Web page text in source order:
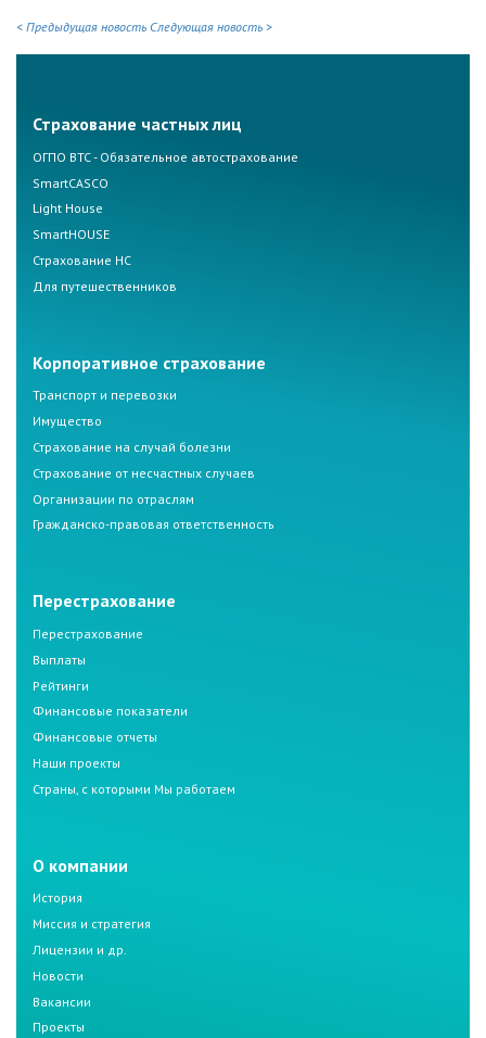
< Предыдущая новость Следующая новость >
Страхование частных лиц
ОГПО ВТС - Обязательное автострахование
SmartCASCO
Light House
SmartHOUSE
Страхование НС
Для путешественников
Корпоративное страхование
Транспорт и перевозки
Имущество
Страхование на случай болезни
Страхование от несчастных случаев
Организации по отраслям
Гражданско-правовая ответственность
Перестрахование
Перестрахование
Выплаты
Рейтинги
Финансовые показатели
Финансовые отчеты
Наши проекты
Страны, с которыми Мы работаем
О компании
История
Миссия и стратегия
Лицензии и др.
Новости
Вакансии
Проекты